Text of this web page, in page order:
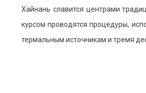
Хайнань славится центрами
курсом проводятся процедуры,
термальным источникам и тремя